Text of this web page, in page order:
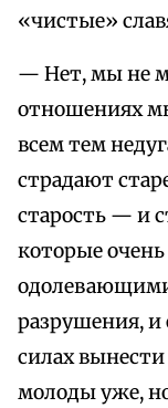
«чистые»
— Нет, мы не
отношениях
всем тем
страдают
старость — и
которые очень
разрушения, и
силах
молоды уже,